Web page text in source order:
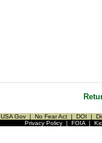
USA Gov | No Fear Act | DOI |
Privacy Policy| FOIA|